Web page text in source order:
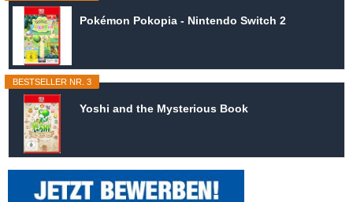
Pokémon Pokopia - Nintendo Switch 2
BESTSELLER NR. 3
Yoshi and the Mysterious Book